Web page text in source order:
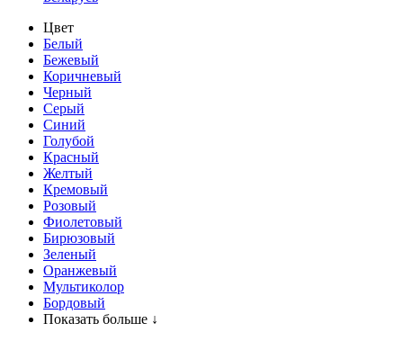
Цвет
Белый
Бежевый
Коричневый
Черный
Серый
Синий
Голубой
Красный
Желтый
Кремовый
Розовый
Фиолетовый
Бирюзовый
Зеленый
Оранжевый
Мультиколор
Бордовый
Показать больше ↓